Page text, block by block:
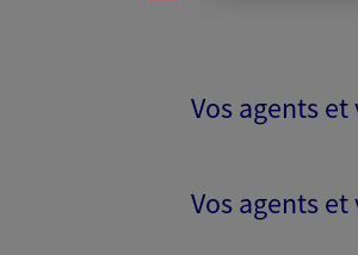
Vos agents
Vos agents